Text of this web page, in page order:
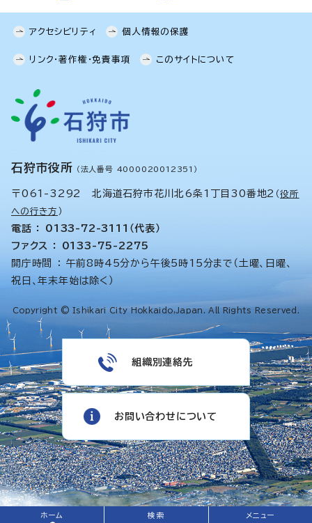
ホーム 検索 メニュー
アクセシビリティ 個人情報の保護
リンク・著作権・免責事項 このサイトについて
石狩市役所 （法人番号 4000020012351）
〒061-3292 北海道石狩市花川北6条1丁目30番地2 （役所
への行き方 ）
電話 ： 0133-72-3111（代表）
ファクス ： 0133-75-2275
開庁時間 ： 午前8時45分から午後5時15分まで（土曜、日曜、
祝日、年末年始は除く）
Copyright © Ishikari City Hokkaido,Japan. All Rights Reserved.
組織別連絡先
お問い合わせについて